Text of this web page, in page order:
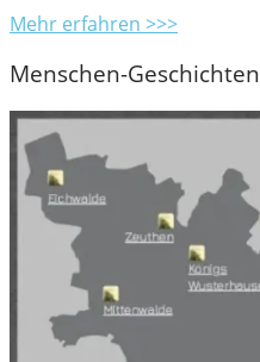
Mehr erfahren >>>
Menschen-Geschichten